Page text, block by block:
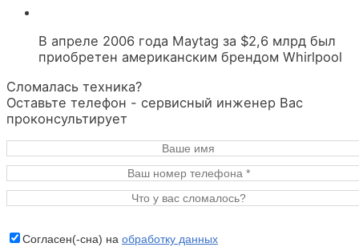
В апреле 2006 года Maytag за $2,6 млрд был
приобретен американским брендом Whirlpool
Сломалась техника?
Оставьте телефон - сервисный инженер Вас
проконсультирует
Согласен(-сна) на обработку данных